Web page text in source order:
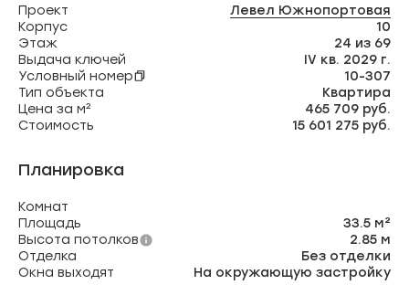
Проект
Левел Южнопортовая
Корпус
10
Этаж
24 из 69
Выдача ключей
IV кв. 2029 г.
Условный номер
10-307
Тип объекта
Квартира
Цена за м²
465 709 руб.
Стоимость
15 601 275 руб.
Планировка
Комнат
Площадь
33.5 м²
Высота потолков
2.85 м
Отделка
Без отделки
Окна выходят
На окружающую застройку